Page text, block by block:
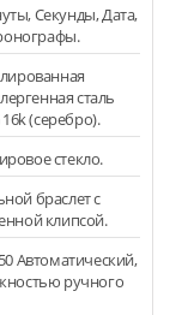
Секунды, Дата,
сталь
(серебро).
стекло.
браслет с
клипсой.
Автоматический,
ручного